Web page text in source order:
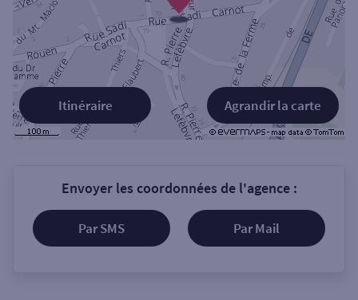
Agrandir la carte
Itinéraire
Envoyer les coordonnées de l'agence :
Par SMS Par Mail